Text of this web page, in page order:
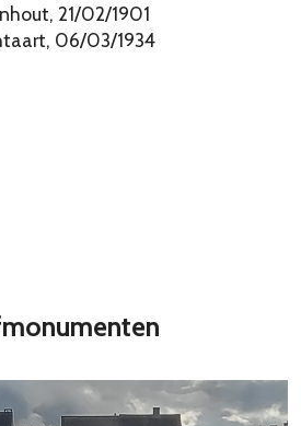
21/02/1901
06/03/1934